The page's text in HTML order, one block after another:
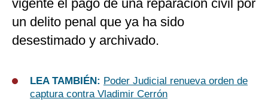
vigente el pago de una reparación civil por
un delito penal que ya ha sido
desestimado y archivado.
LEA TAMBIÉN: Poder Judicial renueva orden de
captura contra Vladimir Cerrón